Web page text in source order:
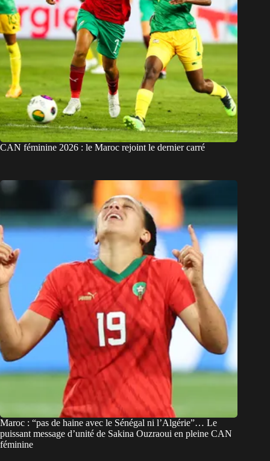
CAN féminine 2026 : le Maroc rejoint le dernier carré
Maroc : “pas de haine avec le Sénégal ni l’Algérie”… Le
puissant message d’unité de Sakina Ouzraoui en pleine CAN
féminine